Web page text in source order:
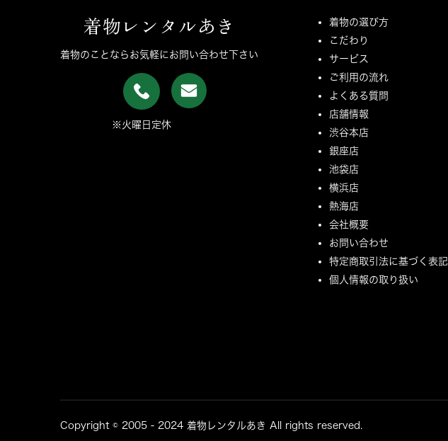
着物レンタルあき
着物のことならお気軽にお問い合わせ下さい
※火曜日定休
着物の選び方
こだわり
サービス
ご利用の流れ
よくある質問
店舗情報
渋谷本店
銀座店
池袋店
横浜店
熱海店
会社概要
お問い合わせ
特定商取引法に基づく表記
個人情報の取り扱い
Copyright © 2005 - 2024 着物レンタルあき All rights reserved.